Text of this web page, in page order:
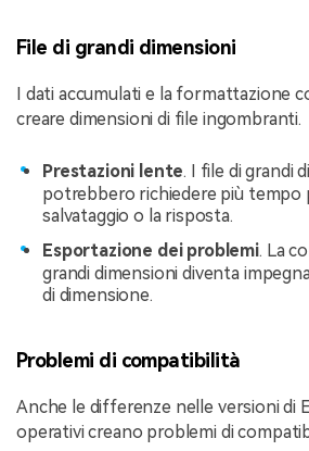
File di grandi dimensioni
I dati accumulati e la formattazione
creare dimensioni di file ingombranti.
Prestazioni lente. I file di grandi
potrebbero richiedere più tempo
salvataggio o la risposta.
Esportazione dei problemi. La
grandi dimensioni diventa
di dimensione.
Problemi di compatibilità
Anche le differenze nelle versioni di
operativi creano problemi di